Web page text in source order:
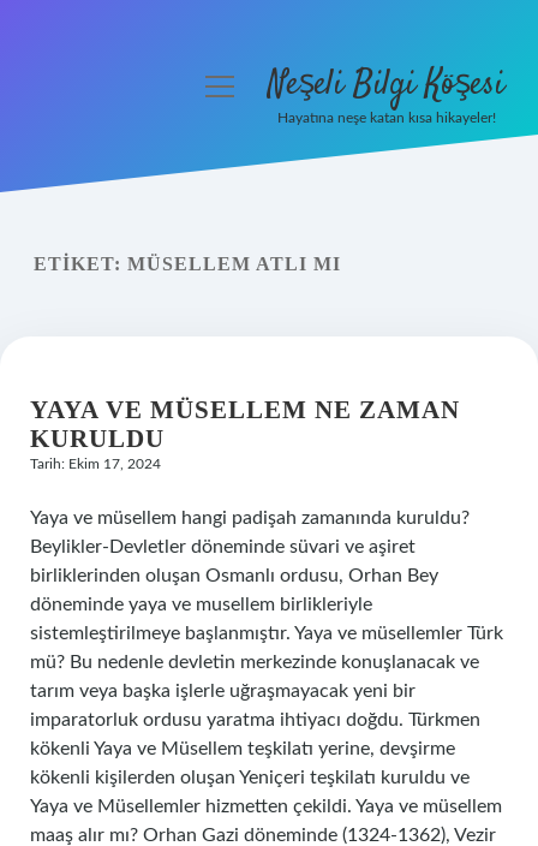
Yasal Uyarı
menüyüNeşeli Bilgi Köşesi
Hayatına neşe katan kısa hikayeler!
ETIKET: MÜSELLEM ATLI MI
YAYA VE MÜSELLEM NE ZAMAN
KURULDU
Tarih: Ekim 17, 2024
Yaya ve müsellem hangi padişah zamanında kuruldu?
Beylikler-Devletler döneminde süvari ve aşiret
birliklerinden oluşan Osmanlı ordusu, Orhan Bey
döneminde yaya ve musellem birlikleriyle
sistemleştirilmeye başlanmıştır. Yaya ve müsellemler Türk
mü? Bu nedenle devletin merkezinde konuşlanacak ve
tarım veya başka işlerle uğraşmayacak yeni bir
imparatorluk ordusu yaratma ihtiyacı doğdu. Türkmen
kökenli Yaya ve Müsellem teşkilatı yerine, devşirme
kökenli kişilerden oluşan Yeniçeri teşkilatı kuruldu ve
Yaya ve Müsellemler hizmetten çekildi. Yaya ve müsellem
maaş alır mı? Orhan Gazi döneminde (1324-1362), Vezir